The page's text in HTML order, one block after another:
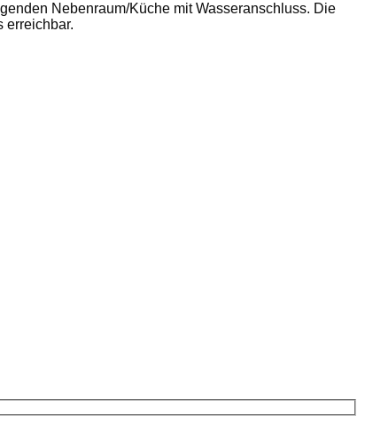
Nebenraum/Küche mit Wasseranschluss. Die
erreichbar.